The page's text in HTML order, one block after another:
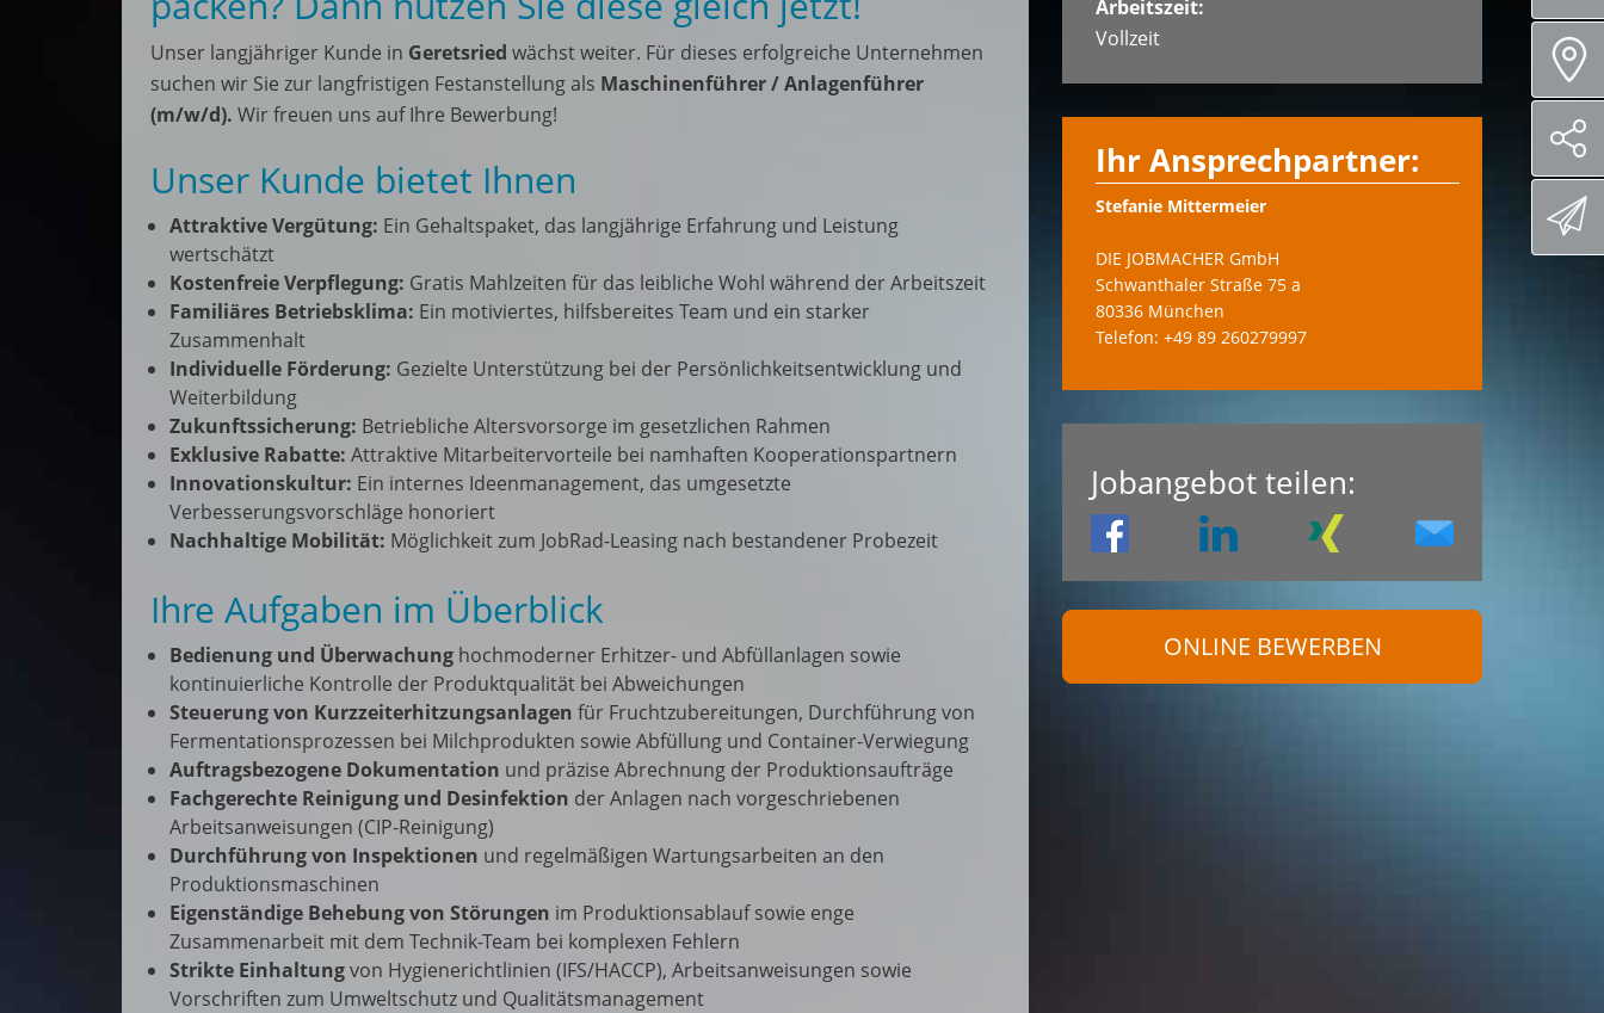
Unser langjähriger Kunde in Geretsried wächst weiter. Für dieses erfolgreiche Unternehmen
suchen wir Sie zur langfristigen Festanstellung als Maschinenführer / Anlagenführer
(m/w/d). Wir freuen uns auf Ihre Bewerbung!
Unser Kunde bietet Ihnen
Attraktive Vergütung: Ein Gehaltspaket, das langjährige Erfahrung und Leistung
wertschätzt
Kostenfreie Verpflegung: Gratis Mahlzeiten für das leibliche Wohl während der Arbeitszeit
Familiäres Betriebsklima: Ein motiviertes, hilfsbereites Team und ein starker
Zusammenhalt
Individuelle Förderung: Gezielte Unterstützung bei der Persönlichkeitsentwicklung und
Weiterbildung
Zukunftssicherung: Betriebliche Altersvorsorge im gesetzlichen Rahmen
Exklusive Rabatte: Attraktive Mitarbeitervorteile bei namhaften Kooperationspartnern
Innovationskultur: Ein internes Ideenmanagement, das umgesetzte
Verbesserungsvorschläge honoriert
Nachhaltige Mobilität: Möglichkeit zum JobRad-Leasing nach bestandener Probezeit
Ihre Aufgaben im Überblick
Bedienung und Überwachung hochmoderner Erhitzer- und Abfüllanlagen sowie
kontinuierliche Kontrolle der Produktqualität bei Abweichungen
Steuerung von Kurzzeiterhitzungsanlagen für Fruchtzubereitungen, Durchführung von
Fermentationsprozessen bei Milchprodukten sowie Abfüllung und Container-Verwiegung
Auftragsbezogene Dokumentation und präzise Abrechnung der Produktionsaufträge
Fachgerechte Reinigung und Desinfektion der Anlagen nach vorgeschriebenen
Arbeitsanweisungen (CIP-Reinigung)
Durchführung von Inspektionen und regelmäßigen Wartungsarbeiten an den
Produktionsmaschinen
Eigenständige Behebung von Störungen im Produktionsablauf sowie enge
Zusammenarbeit mit dem Technik-Team bei komplexen Fehlern
Strikte Einhaltungvon Hygienerichtlinien (IFS/HACCP), Arbeitsanweisungen sowie
Vorschriften zum Umweltschutz und Qualitätsmanagement
Arbeitszeit:
Vollzeit
Ihr Ansprechpartner:
Stefanie Mittermeier
DIE JOBMACHER GmbH
Schwanthaler Straße 75 a
80336 München
Telefon: +49 89 260279997
Jobangebot teilen:
ONLINE BEWERBEN